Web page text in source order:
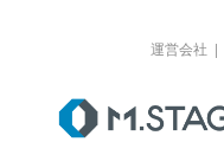
運営会社 |